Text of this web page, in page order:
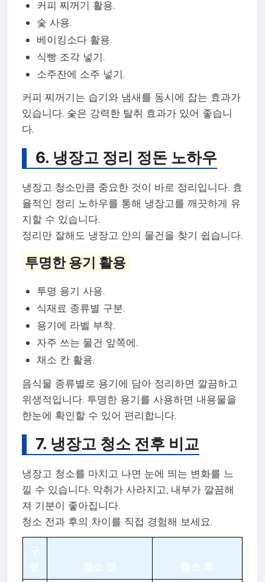
커피 찌꺼기 활용.
숯 사용.
베이킹소다 활용.
식빵 조각 넣기.
소주잔에 소주 넣기.
커피 찌꺼기는 습기와 냄새를 동시에 잡는 효과가
있습니다. 숯은 강력한 탈취 효과가 있어 좋습니
다.
6. 냉장고 정리 정돈 노하우
냉장고 청소만큼 중요한 것이 바로 정리입니다. 효
율적인 정리 노하우를 통해 냉장고를 깨끗하게 유
지할 수 있습니다.
정리만 잘해도 냉장고 안의 물건을 찾기 쉽습니다.
투명한 용기 활용
투명 용기 사용.
식재료 종류별 구분.
용기에 라벨 부착.
자주 쓰는 물건 앞쪽에.
채소 칸 활용.
음식물 종류별로 용기에 담아 정리하면 깔끔하고
위생적입니다. 투명한 용기를 사용하면 내용물을
한눈에 확인할 수 있어 편리합니다.
7. 냉장고 청소 전후 비교
냉장고 청소를 마치고 나면 눈에 띄는 변화를 느
낄 수 있습니다. 악취가 사라지고, 내부가 깔끔해
져 기분이 좋아집니다.
청소 전과 후의 차이를 직접 경험해 보세요.
구
분
청소 전 청소 후